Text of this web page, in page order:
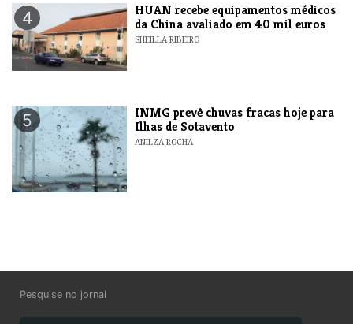
4
HUAN recebe equipamentos médicos
da China avaliado em 40 mil euros
SHEILLA RIBEIRO
5
INMG prevê chuvas fracas hoje para
Ilhas de Sotavento
ANILZA ROCHA
Pesquise no jornal